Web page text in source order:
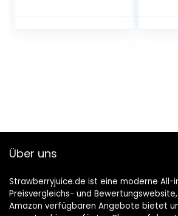
Über uns
Strawberryjuice.de ist eine moderne All-
Preisvergleichs- und
Amazon verfügbaren Angebote bietet